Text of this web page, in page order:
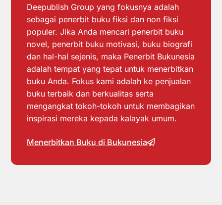
Deepublish Group yang fokusnya adalah
sebagai penerbit buku fiksi dan non fiksi
populer. Jika Anda mencari penerbit buku
novel, penerbit buku motivasi, buku biografi
dan hal-hal sejenis, maka Penerbit Bukunesia
adalah tempat yang tepat untuk menerbitkan
buku Anda. Fokus kami adalah ke penjualan
buku terbaik dan berkualitas serta
mengangkat tokoh-tokoh untuk membagikan
inspirasi mereka kepada kalayak umum.
Menerbitkan Buku di Bukunesia